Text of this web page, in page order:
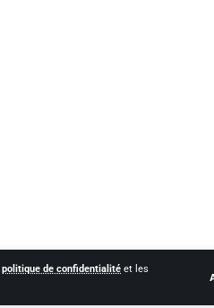
politique de confidentialité et les